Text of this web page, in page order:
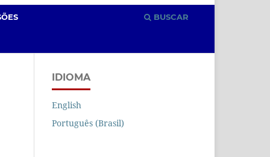
BUSCAR
IDIOMA
English
Português (Brasil)